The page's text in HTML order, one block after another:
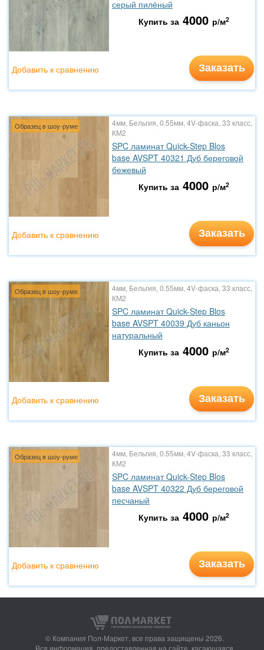
серый пилёный
Купить за 4000 р/м2
Заказать
Добавить к сравнению
Образец в шоу-руме
4мм, Бельгия, 0.55мм, 4V-фаска, 33 класс,
КМ2
SPC ламинат Quick-Step Blos
base AVSPT 40321 Дуб береговой
бежевый
Купить за 4000 р/м2
Заказать
Добавить к сравнению
Образец в шоу-руме
4мм, Бельгия, 0.55мм, 4V-фаска, 33 класс,
КМ2
SPC ламинат Quick-Step Blos
base AVSPT 40039 Дуб каньон
натуральный
Купить за 4000 р/м2
Заказать
Добавить к сравнению
Образец в шоу-руме
4мм, Бельгия, 0.55мм, 4V-фаска, 33 класс,
КМ2
SPC ламинат Quick-Step Blos
base AVSPT 40322 Дуб береговой
песчаный
Купить за 4000 р/м2
Заказать
Добавить к сравнению
© Компания Пол-Маркет, все права защищены 2026.
Вся информация, предоставленная на сайте, касающаяся